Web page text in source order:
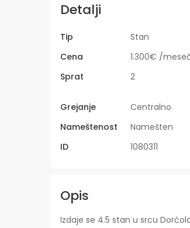
Detalji
Tip Stan
Cena
1.300€ /
Sprat
2
Grejanje Centralno
Nameštenost
Namešten
ID
1080311
Opis
Izdaje se 4.5 stan u srcu